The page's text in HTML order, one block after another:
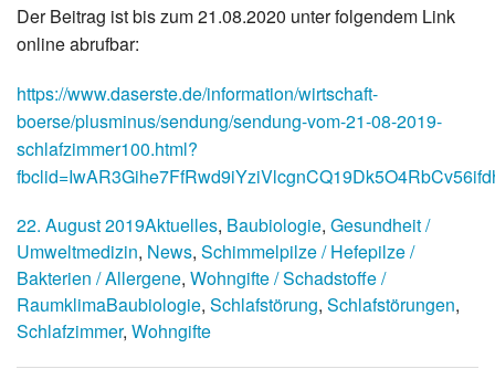
Der Beitrag ist bis zum 21.08.2020 unter folgendem Link
online abrufbar:
https://www.daserste.de/information/wirtschaft-
boerse/plusminus/sendung/sendung-vom-21-08-2019-
schlafzimmer100.html?
22. August 2019Aktuelles, Baubiologie, Gesundheit /
Umweltmedizin, News, Schimmelpilze / Hefepilze /
Bakterien / Allergene, Wohngifte / Schadstoffe /
RaumklimaBaubiologie, Schlafstörung, Schlafstörungen,
Schlafzimmer, Wohngifte